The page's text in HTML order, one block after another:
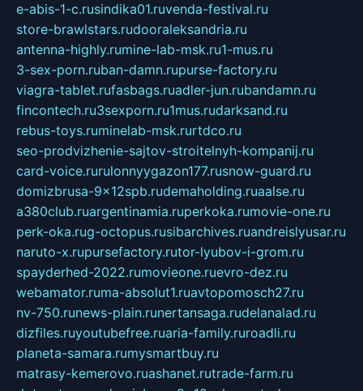
e-abis-1-c.rusindika01.ruvenda-festival.ru
store-brawlstars.rudooraleksandria.ru
antenna-highly.rumine-lab-msk.ru1-mus.ru
3-sex-porn.ruban-damn.rupurse-factory.ru
viagra-tablet.rufasbags.ruadler-jun.rubandamn.ru
fincontech.ru3sexporn.ru1mus.rudarksand.ru
rebus-toys.ruminelab-msk.rurtdco.ru
seo-prodvizhenie-sajtov-stroitelnyh-kompanij.ru
card-voice.rurulonnyygazon177.rusnow-guard.ru
domizbrusa-9x12spb.rudemaholding.ruaalse.ru
a380club.ruargentinamia.ruperkoka.rumovie-one.ru
perk-oka.rug-octopus.rusibarchives.ruandreislyusar.ru
naruto-x.rupursefactory.rutor-lyubov-i-grom.ru
spayderhed-2022.rumovieone.ruevro-dez.ru
webamator.ruma-absolut1.ruavtopomosch27.ru
nv-750.runews-plain.runertansaga.rudelanalad.ru
dizfiles.ruyoutubefree.ruaria-family.ruroadli.ru
planeta-samara.rumysmartbuy.ru
matrasy-kemerovo.ruashanet.rutrade-farm.ru